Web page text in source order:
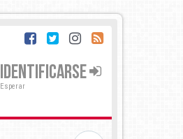
IDENTIFICARSE
Esperar